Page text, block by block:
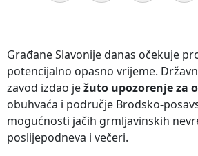
Građane Slavonije danas očekuje
potencijalno opasno vrijeme.
zavod izdao ježuto upozorenje za
obuhvaća i područje Brodsko-
mogućnosti jačih grmljavinskih
poslijepodneva i večeri.